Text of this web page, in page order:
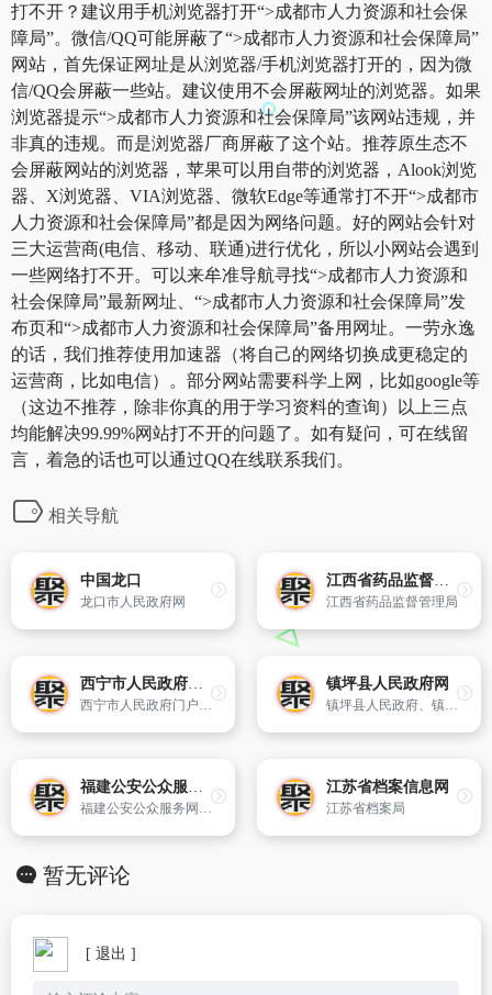
打不开？建议用手机浏览器打开“>成都市人力资源和社会保
障局”。微信/QQ可能屏蔽了“>成都市人力资源和社会保障局”
网站，首先保证网址是从浏览器/手机浏览器打开的，因为微
信/QQ会屏蔽一些站。建议使用不会屏蔽网址的浏览器。如果
浏览器提示“>成都市人力资源和社会保障局”该网站违规，并
非真的违规。而是浏览器厂商屏蔽了这个站。推荐原生态不
会屏蔽网站的浏览器，苹果可以用自带的浏览器，Alook浏览
器、X浏览器、VIA浏览器、微软Edge等通常打不开“>成都市
人力资源和社会保障局”都是因为网络问题。好的网站会针对
三大运营商(电信、移动、联通)进行优化，所以小网站会遇到
一些网络打不开。可以来牟准导航寻找“>成都市人力资源和
社会保障局”最新网址、“>成都市人力资源和社会保障局”发
布页和“>成都市人力资源和社会保障局”备用网址。一劳永逸
的话，我们推荐使用加速器（将自己的网络切换成更稳定的
运营商，比如电信）。部分网站需要科学上网，比如google等
（这边不推荐，除非你真的用于学习资料的查询）以上三点
均能解决99.99%网站打不开的问题了。如有疑问，可在线留
言，着急的话也可以通过QQ在线联系我们。
相关导航
中国龙口
龙口市人民政府网
江西省药品监督管理局
江西省药品监督管理局
西宁市人民政府门户网
西宁市人民政府门户网是全市政务网站群体的中心和枢纽,是展示西宁的窗口。网站面向社会各界发布政务信息,反映西宁的经济和社会的发展,提供网上政务服务。
镇坪县人民政府网
镇坪县人民政府、镇坪县、镇坪县政府、自然国心、中国镇坪、安康镇坪
福建公安公众服务网
福建公安公众服务网是由福建省公安厅主办,省公安厅办公室、科通处维护的福建省公安行政部门的对外服务平台,也是服务公众、汇聚民意、展示形象、构建和谐警民关系的重要窗口,平台系统运行维护与内容保障工作遵循“分工负责、合力共建,及时准确、公开透明,强化服务、便民利民”的指导思想。
江苏省档案信息网
江苏省档案局
暂无评论
[ 退出 ]